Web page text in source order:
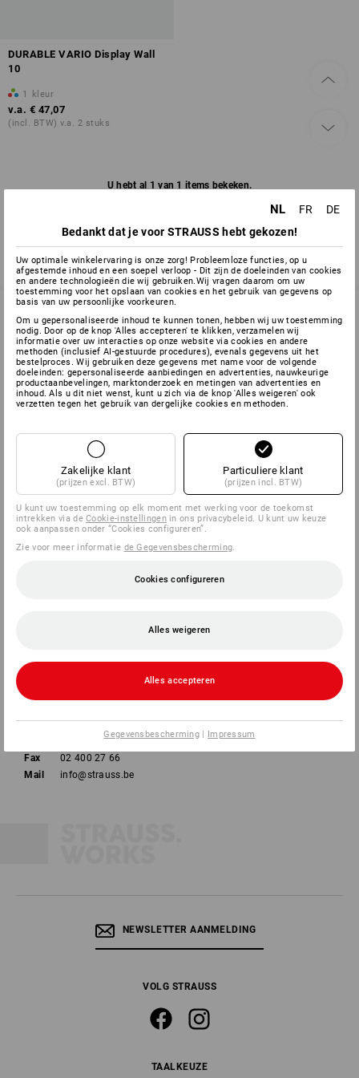
DURABLE VARIO Display Wall
10
1 kleur
v.a. € 47,07
(incl. BTW) v.a. 2 stuks
U hebt al 1 van 1 items bekeken.
SERVICE 02 400 27 64
SERVICE
BEDRIJVEN
INFORMATIE
BETAALWIJZEN
02 400 27 64
Fax
02 400 27 66
Mail
info@strauss.be
NEWSLETTER AANMELDING
VOLG STRAUSS
TAALKEUZE
NL FR
DE
Bedankt dat je voor STRAUSS hebt gekozen!
Uw optimale winkelervaring is onze zorg! Probleemloze functies, op u
afgestemde inhoud en een soepel verloop - Dit zijn de doeleinden van cookies
en andere technologieën die wij gebruiken.Wij vragen daarom om uw
toestemming voor het opslaan van cookies en het gebruik van gegevens op
basis van uw persoonlijke voorkeuren.
Om u gepersonaliseerde inhoud te kunnen tonen, hebben wij uw toestemming
nodig. Door op de knop 'Alles accepteren' te klikken, verzamelen wij
informatie over uw interacties op onze website via cookies en andere
methoden (inclusief AI-gestuurde procedures), evenals gegevens uit het
bestelproces. Wij gebruiken deze gegevens met name voor de volgende
doeleinden: gepersonaliseerde aanbiedingen en advertenties, nauwkeurige
productaanbevelingen, marktonderzoek en metingen van advertenties en
inhoud. Als u dit niet wenst, kunt u zich via de knop 'Alles weigeren' ook
verzetten tegen het gebruik van dergelijke cookies en methoden.
Zakelijke klant
(prijzen excl. BTW)
Particuliere klant
(prijzen incl. BTW)
U kunt uw toestemming op elk moment met werking voor de toekomst
intrekken via deCookie-instellingenin ons privacybeleid. U kunt uw keuze
ook aanpassen onder “Cookies configureren”.
Zie voor meer informatie de Gegevensbescherming
Cookies configureren
Alles weigeren
Alles accepteren
Gegevensbescherming | Impressum